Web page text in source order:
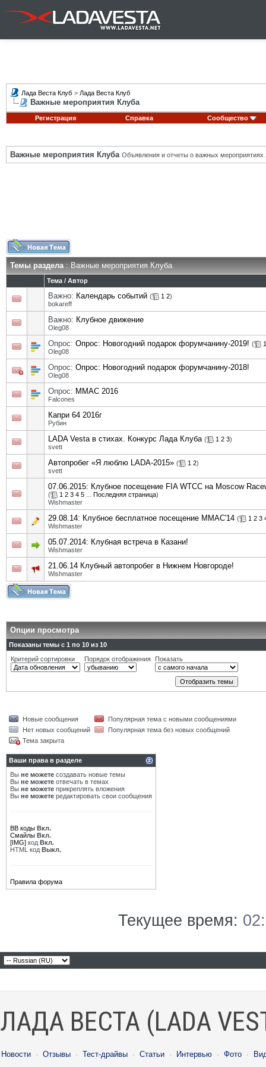
Лада Веста Клуб > Лада Веста Клуб
Важные мероприятия Клуба
Регистрация Справка Сообщество
Важные мероприятия Клуба Объявления и отчеты о важных мероприятиях
Темы раздела: Важные мероприятия Клуба
Тема / Автор
Важно: Календарь событий ( 1 2)
bokareff
Важно: Клубное движение
Oleg08
Опрос: Опрос: Новогодний подарок форумчанину-2019! (
1
Oleg08
Опрос: Опрос: Новогодний подарок форумчанину-2018!
Oleg08
Опрос: ММАС 2016
Falcones
Капри 64 2016г
Рубин
LADA Vesta в стихах. Конкурс Лада Клуба ( 1 2 3)
svett
Автопробег «Я люблю LADA-2015» ( 1 2)
svett
07.06.2015: Клубное посещение FIA WTCC на Moscow
( 1 2 3 4 5 Последняя страница)
Wishmaster
29.08.14: Клубное бесплатное посещение ММАС'14 ( 1 2 3
Wishmaster
05.07.2014: Клубная встреча в Казани!
Wishmaster
21.06.14 Клубный автопробег в Нижнем Новгороде!
Wishmaster
Опции просмотра
Показаны темы с 1 по 10 из 10
Критерий сортировки
Порядок отображения Показать
Новые сообщения
Популярная тема с новыми сообщениями
Нет новых сообщений
Популярная тема без новых сообщений
Тема закрыта
Ваши права в разделе
Вы не можете создавать новые темы
Вы не можете отвечать в темах
Вы не можете прикреплять вложения
Вы не можете редактировать свои сообщения
BB коды Вкл.
Смайлы Вкл.
[IMG] код Вкл.
HTML код Выкл.
Правила форума
Текущее время:
ЛАДА ВЕСТА (LADA
Новости · Отзывы · Тест-драйвы · Статьи · Интервью · Фото ·